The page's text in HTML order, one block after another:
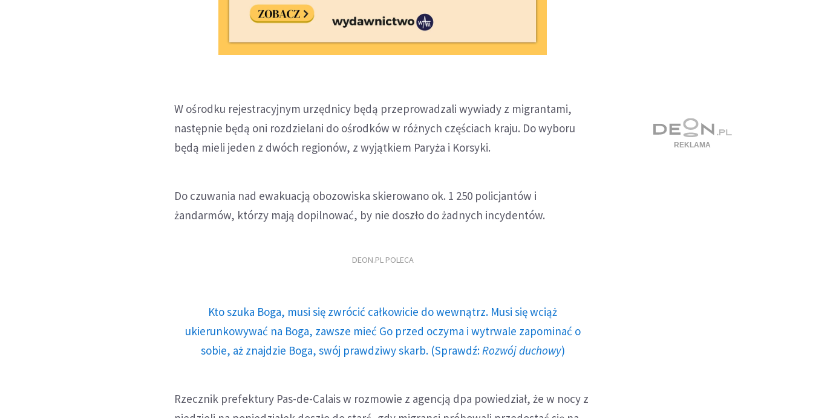
W ośrodku rejestracyjnym urzędnicy będą przeprowadzali wywiady z migrantami,
następnie będą oni rozdzielani do ośrodków w różnych częściach kraju. Do wyboru
będą mieli jeden z dwóch regionów, z wyjątkiem Paryża i Korsyki.
Do czuwania nad ewakuacją obozowiska skierowano ok. 1 250 policjantów i
żandarmów, którzy mają dopilnować, by nie doszło do żadnych incydentów.
DEON.PL POLECA
Kto szuka Boga, musi się zwrócić całkowicie do wewnątrz. Musi się wciąż
ukierunkowywać na Boga, zawsze mieć Go przed oczyma i wytrwale zapominać o
sobie, aż znajdzie Boga, swój prawdziwy skarb. (Sprawdź: Rozwój duchowy)
Rzecznik prefektury Pas-de-Calais w rozmowie z agencją dpa powiedział, że w nocy z